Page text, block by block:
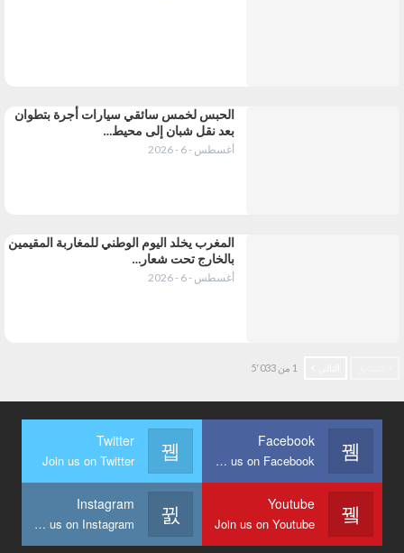
الحبس لخمس سائقي سيارات أجرة بتطوان
بعد نقل شبان إلى محيط…
أغسطس - 6 - 2026
المغرب يخلد اليوم الوطني للمغاربة المقيمين
بالخارج تحت شعار…
أغسطس - 6 - 2026
1 من 5٬033
Facebook
Join us on Facebook
Twitter
Join us on Twitter
Youtube
Join us on Youtube
Instagram
Join us on Instagram